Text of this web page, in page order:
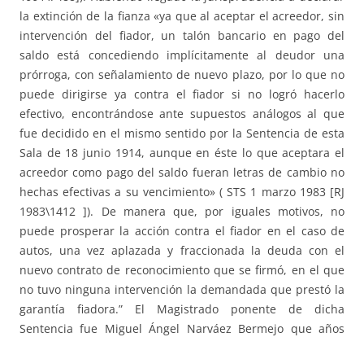
la extinción de la fianza «ya que al aceptar el acreedor, sin
intervención del fiador, un talón bancario en pago del
saldo está concediendo implícitamente al deudor una
prórroga, con señalamiento de nuevo plazo, por lo que no
puede dirigirse ya contra el fiador si no logró hacerlo
efectivo, encontrándose ante supuestos análogos al que
fue decidido en el mismo sentido por la Sentencia de esta
Sala de 18 junio 1914, aunque en éste lo que aceptara el
acreedor como pago del saldo fueran letras de cambio no
hechas efectivas a su vencimiento» ( STS 1 marzo 1983 [RJ
1983\1412 ]). De manera que, por iguales motivos, no
puede prosperar la acción contra el fiador en el caso de
autos, una vez aplazada y fraccionada la deuda con el
nuevo contrato de reconocimiento que se firmó, en el que
no tuvo ninguna intervención la demandada que prestó la
garantía fiadora.” El Magistrado ponente de dicha
Sentencia fue Miguel Ángel Narváez Bermejo que años